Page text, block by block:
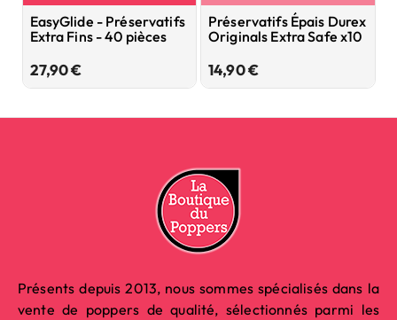
EasyGlide - Préservatifs
Extra Fins - 40 pièces
27,90 €Prix
Préservatifs Épais Durex
Originals Extra Safe x10
14,90 €Prix
Présents depuis 2013, nous sommes spécialisés dans la
vente de poppers de qualité, sélectionnés parmi les